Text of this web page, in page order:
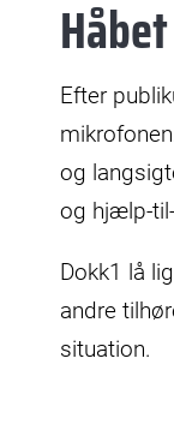
Efter
og
og hjælp-
Dokk1 lå
andre
situation.